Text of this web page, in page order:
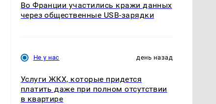
Во Франции участились кражи данных
через общественные USB-зарядки
Не у нас день назад
Услуги ЖКХ, которые придется
платить даже при полном отсутствии
в квартире